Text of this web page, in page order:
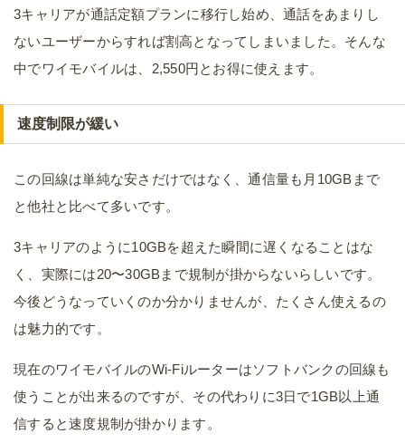
3キャリアが通話定額プランに移行し始め、通話をあまりし
ないユーザーからすれば割高となってしまいました。そんな
中でワイモバイルは、2,550円とお得に使えます。
速度制限が緩い
この回線は単純な安さだけではなく、通信量も月10GBまで
と他社と比べて多いです。
3キャリアのように10GBを超えた瞬間に遅くなることはな
く、実際には20〜30GBまで規制が掛からないらしいです。
今後どうなっていくのか分かりませんが、たくさん使えるの
は魅力的です。
現在のワイモバイルのWi-Fiルーターはソフトバンクの回線も
使うことが出来るのですが、その代わりに3日で1GB以上通
信すると速度規制が掛かります。